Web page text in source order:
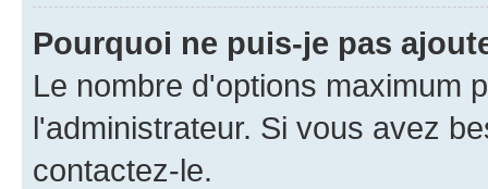
Pourquoi ne puis-je pas
Le nombre d'options maximum
l'administrateur. Si vous avez
contactez-le.